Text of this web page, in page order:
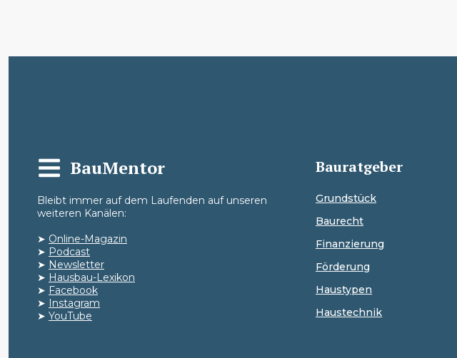
BauMentor
Bleibt immer auf dem Laufenden auf unseren
weiteren Kanälen:
➤ Online-Magazin
➤ Podcast
➤ Newsletter
➤ Hausbau-Lexikon
➤ Facebook
➤ Instagram
➤ YouTube
Bauratgeber
Grundstück
Baurecht
Finanzierung
Förderung
Haustypen
Haustechnik